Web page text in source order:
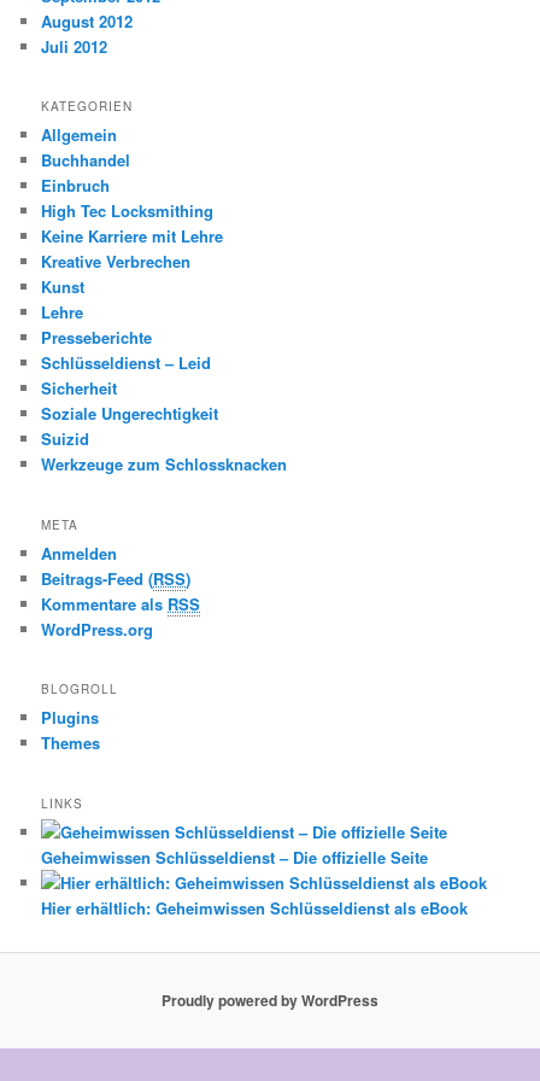
August 2012
Juli 2012
KATEGORIEN
Allgemein
Buchhandel
Einbruch
High Tec Locksmithing
Keine Karriere mit Lehre
Kreative Verbrechen
Kunst
Lehre
Presseberichte
Schlüsseldienst – Leid
Sicherheit
Soziale Ungerechtigkeit
Suizid
Werkzeuge zum Schlossknacken
META
Anmelden
Beitrags-Feed (RSS)
Kommentare als RSS
WordPress.org
BLOGROLL
Plugins
Themes
LINKS
Geheimwissen Schlüsseldienst – Die offizielle Seite
Hier erhältlich: Geheimwissen Schlüsseldienst als eBook
Proudly powered by WordPress